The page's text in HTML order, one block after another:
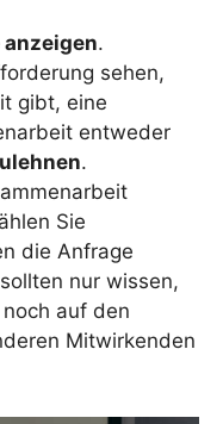
.
sehen,
gibt, eine
entweder
.
Sie
die Anfrage
nur wissen,
auf den
Mitwirkenden